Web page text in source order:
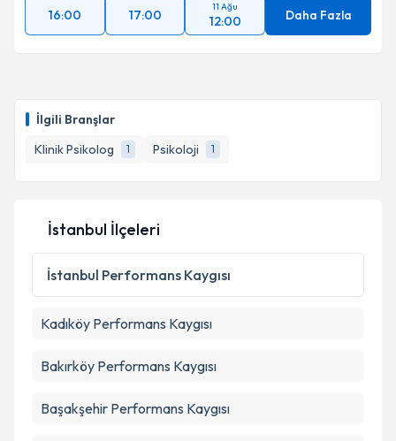
İlgili Branşlar
Klinik Psikolog
1 Psikoloji 1
16:00 17:00
11 Ağu
12:00 Daha Fazla
İstanbul İlçeleri
İstanbul Performans Kaygısı
Kadıköy Performans Kaygısı
Bakırköy Performans Kaygısı
Başakşehir Performans Kaygısı